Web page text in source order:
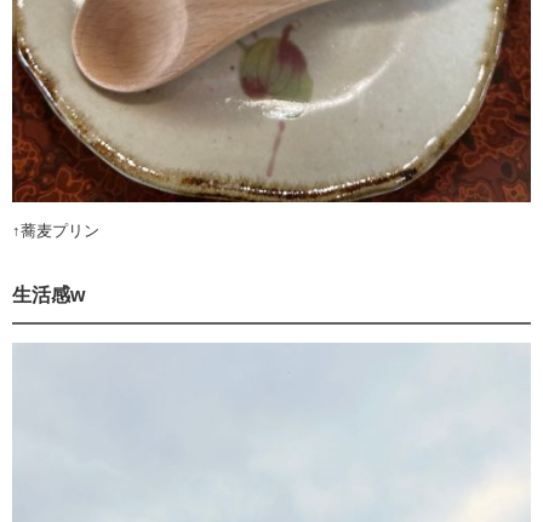
↑蕎麦プリン
生活感w